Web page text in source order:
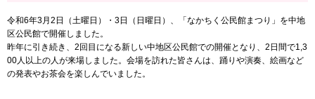
令和6年3月2日（土曜日）・3日（日曜日）、「なかちく公民館まつり」を中地
区公民館で開催しました。
昨年に引き続き、2回目になる新しい中地区公民館での開催となり、2日間で1,3
00人以上の人が来場しました。会場を訪れた皆さんは、踊りや演奏、絵画など
の発表やお茶会を楽しんでいました。